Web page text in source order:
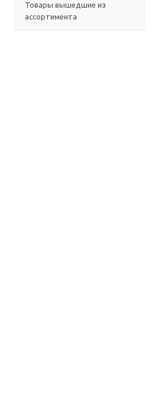
Товары вышедшие из
ассортимента